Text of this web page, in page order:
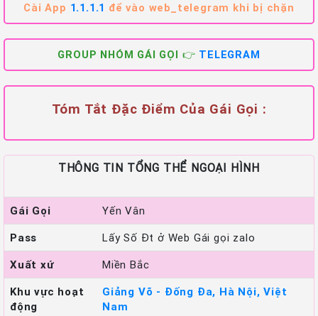
Cài App 1.1.1.1 để vào web_telegram khi bị chặn
GROUP NHÓM GÁI GỌI 👉 TELEGRAM
Tóm Tắt Đặc Điểm Của Gái Gọi :
THÔNG TIN TỔNG THỂ NGOẠI HÌNH
Gái Gọi
Yến Vân
Pass
Lấy Số Đt ở Web Gái gọi zalo
Xuất xứ
Miền Bắc
Khu vực hoạt
động
Giảng Võ - Đống Đa, Hà Nội, Việt
Nam